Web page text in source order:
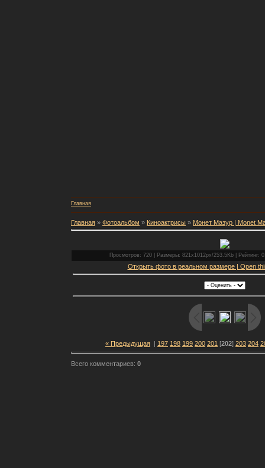
Главная
Главная » Фотоальбом » Киноактрисы » Монет Мазур | Monet
Просмотров: 720 | Размеры: 821x1012px/253.5Kb | Рейтинг:
Открыть фото в реальном размере | Open
« Предыдущая | 197 198 199 200 201 [202] 203 204
Всего комментариев: 0